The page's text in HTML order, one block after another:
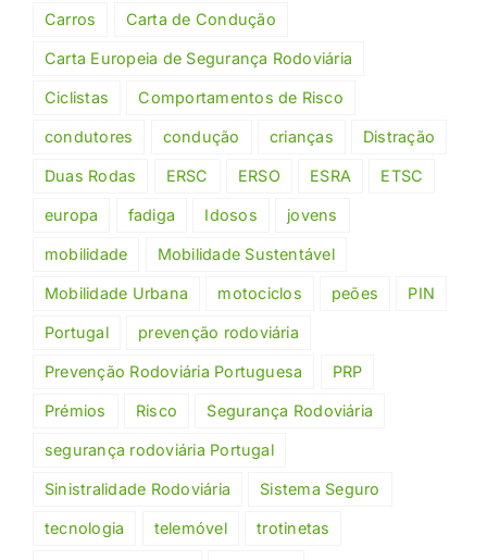
Carros Carta de Condução
Carta Europeia de Segurança Rodoviária
Ciclistas Comportamentos de Risco
condutores condução crianças Distração
Duas Rodas ERSC ERSO ESRA ETSC
europa fadiga Idosos jovens
mobilidade Mobilidade Sustentável
Mobilidade Urbana motociclos peões PIN
Portugal prevenção rodoviária
Prevenção Rodoviária Portuguesa PRP
Prémios Risco Segurança Rodoviária
segurança rodoviária Portugal
Sinistralidade Rodoviária Sistema Seguro
tecnologia telemóvel trotinetas